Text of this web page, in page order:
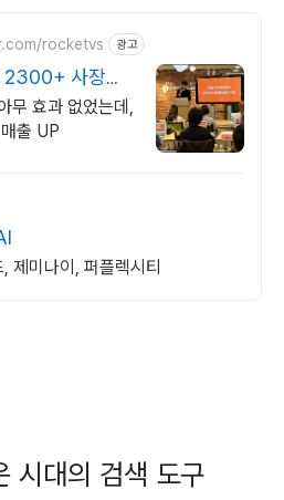
rocketvs 광고
2300+ 사장님
무 효과 없었는데,
출 UP
제미나이, 퍼플렉시티
시대의 검색 도구